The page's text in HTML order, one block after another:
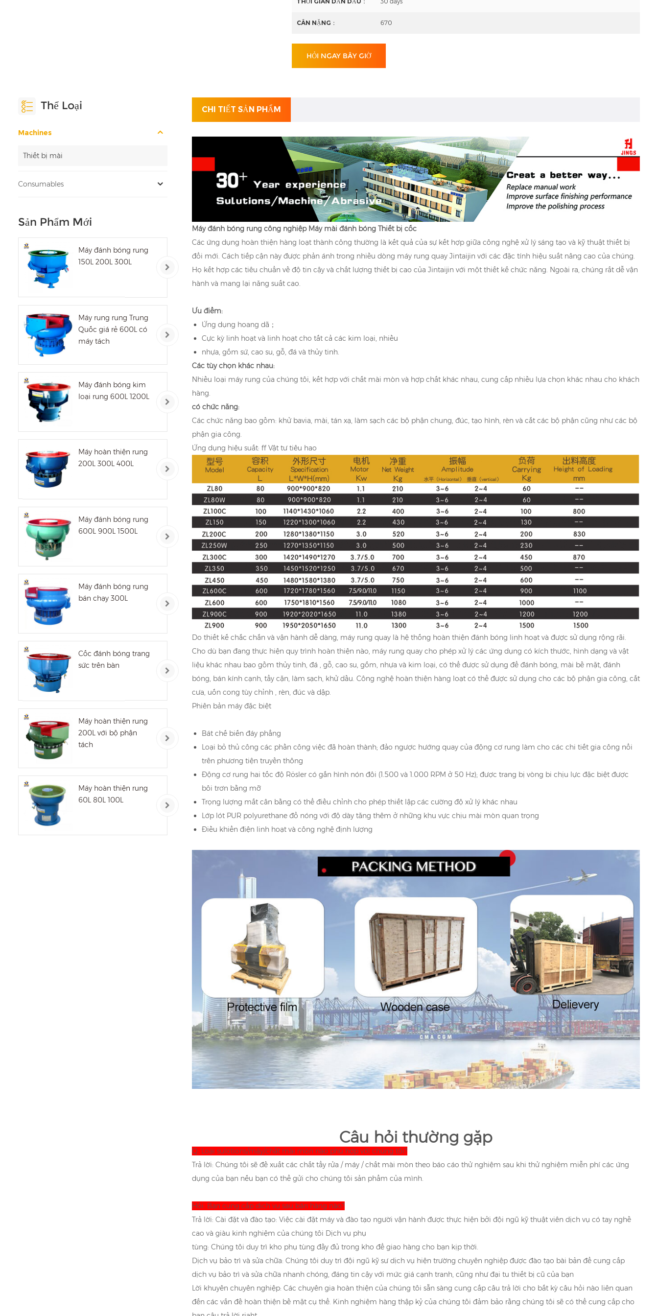
CÂN NẶNG： 670
HỎI NGAY BÂY GIỜ
Thể Loại
Machines
Thiết bị mài
Consumables
Sản Phẩm Mới
Máy đánh bóng rung
150L 200L 300L
Máy rung rung Trung
Quốc giá rẻ 600L có
máy tách
Máy đánh bóng kim
loại rung 600L 1200L
Máy hoàn thiện rung
200L 300L 400L
Máy đánh bóng rung
600L 900L 1500L
Máy đánh bóng rung
bán chạy 300L
Cốc đánh bóng trang
sức trên bàn
Máy hoàn thiện rung
200L với bộ phận
tách
Máy hoàn thiện rung
60L 80L 100L
CHI TIẾT SẢN PHẨM
Máy đánh bóng rung công nghiệp Máy mài đánh bóng Thiết bị cốc
Các ứng dụng hoàn thiện hàng loạt thành công thường là kết quả của sự kết hợp giữa công nghệ xử lý sáng tạo và kỹ thuật thiết bị
đổi mới. Cách tiếp cận này được phản ánh trong nhiều dòng máy rung quay Jintaijin với các đặc tính hiệu suất nâng cao của chúng.
Họ kết hợp các tiêu chuẩn về độ tin cậy và chất lượng thiết bị cao của Jintaijin với một thiết kế chức năng. Ngoài ra, chúng rất dễ vận
hành và mang lại năng suất cao.
Ưu điểm:
Ứng dụng hoang dã；
Cực kỳ linh hoạt và linh hoạt cho tất cả các kim loại, nhiều
nhựa, gốm sứ, cao su, gỗ, đá và thủy tinh.
Các tùy chọn khác nhau:
Nhiều loại máy rung của chúng tôi, kết hợp với chất mài mòn và hợp chất khác nhau, cung cấp nhiều lựa chọn khác nhau cho khách
hàng.
có chức năng:
Các chức năng bao gồm: khử bavia, mài, tán xạ, làm sạch các bộ phận chung, đúc, tạo hình, rèn và cắt các bộ phận cũng như các bộ
phận gia công.
Ứng dụng hiệu suất: ff Vật tư tiêu hao
Do thiết kế chắc chắn và vận hành dễ dàng, máy rung quay là hệ thống hoàn thiện đánh bóng linh hoạt và được sử dụng rộng rãi.
Cho dù bạn đang thực hiện quy trình hoàn thiện nào, máy rung quay cho phép xử lý các ứng dụng có kích thước, hình dạng và vật
liệu khác nhau bao gồm thủy tinh, đá , gỗ, cao su, gốm, nhựa và kim loại, có thể được sử dụng để đánh bóng, mài bề mặt, đánh
bóng, bán kính cạnh, tẩy cặn, làm sạch, khử dầu. Công nghệ hoàn thiện hàng loạt có thể được sử dụng cho các bộ phận gia công, cắt
cưa, uốn cong tùy chỉnh , rèn, đúc và dập.
Phiên bản máy đặc biệt
Bát chế biến đáy phẳng
Loại bỏ thủ công các phần công việc đã hoàn thành; đảo ngược hướng quay của động cơ rung làm cho các chi tiết gia công nổi
trên phương tiện truyền thông
Động cơ rung hai tốc độ Rösler có gắn hình nón đôi (1.500 và 1.000 RPM ở 50 Hz); được trang bị vòng bi chịu lực đặc biệt được
bôi trơn bằng mỡ
Trọng lượng mất cân bằng có thể điều chỉnh cho phép thiết lập các cường độ xử lý khác nhau
Lớp lót PUR polyurethane đổ nóng với độ dày tăng thêm ở những khu vực chịu mài mòn quan trọng
Điều khiển điện linh hoạt và công nghệ định lượng
Câu hỏi thường gặp
Q: Loại sulotions/máy/chất mài mòn nào phù hợp với chúng tôi?
Trả lời: Chúng tôi sẽ đề xuất các chất tẩy rửa / máy / chất mài mòn theo báo cáo thử nghiệm sau khi thử nghiệm miễn phí các ứng
dụng của bạn nếu bạn có thể gửi cho chúng tôi sản phẩm của mình.
Hỏi: Bạn cung cấp dịch vụ sau bán hàng nào?
Trả lời: Cài đặt và đào tạo: Việc cài đặt máy và đào tạo người vận hành được thực hiện bởi đội ngũ kỹ thuật viên dịch vụ có tay nghề
cao và giàu kinh nghiệm của chúng tôi Dịch vụ phụ
tùng: Chúng tôi duy trì kho phụ tùng đầy đủ trong kho để giao hàng cho bạn kịp thời.
Dịch vụ bảo trì và sửa chữa: Chúng tôi duy trì đội ngũ kỹ sư dịch vụ hiện trường chuyên nghiệp được đào tạo bài bản để cung cấp
dịch vụ bảo trì và sửa chữa nhanh chóng, đáng tin cậy với mức giá cạnh tranh, cũng như đại tu thiết bị cũ của bạn
Lời khuyên chuyên nghiệp: Các chuyên gia hoàn thiện của chúng tôi sẵn sàng cung cấp câu trả lời cho bất kỳ câu hỏi nào liên quan
đến các vấn đề hoàn thiện bề mặt cụ thể. Kinh nghiệm hàng thập kỷ của chúng tôi đảm bảo rằng chúng tôi sẽ có thể cung cấp cho